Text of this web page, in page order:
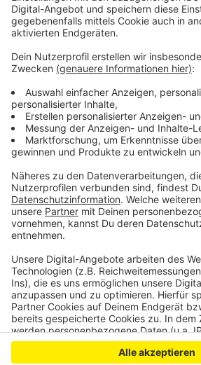
Anzeige
optimistisch gegenüber. Das
wollen die Experten zeitnah im
veröffentlichen, wenn die Behörden
Außerdem sei auch eine
geplant. Für die Politik gibt es einen
bereits in zwei Wochen und zwar in
Sonderratssitzung. Hier soll die
abschließend über den Inhalt des
informiert werden.
Anzeige
Anzeige